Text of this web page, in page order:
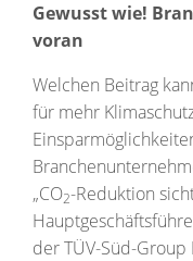
Gewusst wie!
voran
Welchen Beitrag
für mehr
„CO2-Reduktion
der TÜV-Süd-